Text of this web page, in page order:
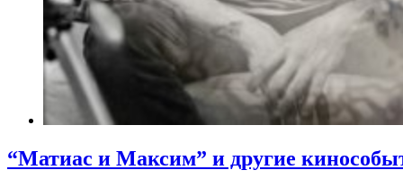
“Матиас и Максим” и другие